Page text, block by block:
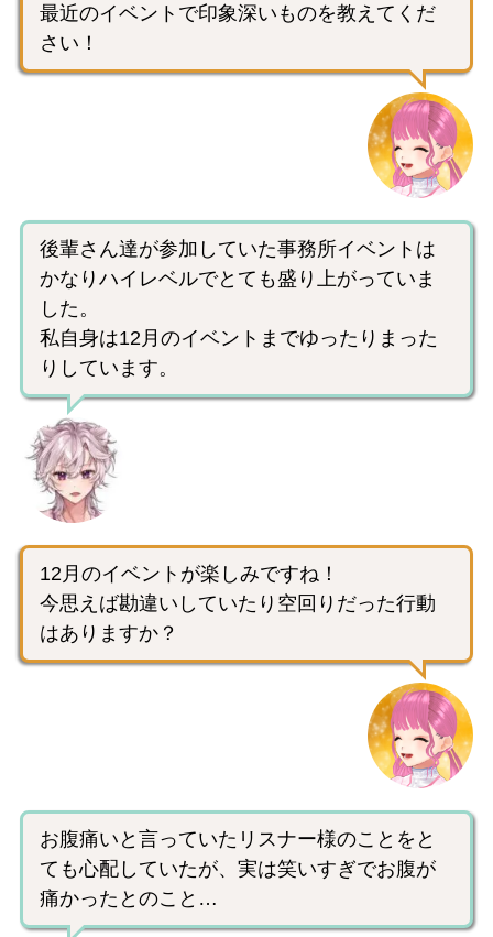
最近のイベントで印象深いものを教えてくだ
さい！
後輩さん達が参加していた事務所イベントは
かなりハイレベルでとても盛り上がっていま
した。
私自身は12月のイベントまでゆったりまった
りしています。
12月のイベントが楽しみですね！
今思えば勘違いしていたり空回りだった行動
はありますか？
お腹痛いと言っていたリスナー様のことをと
ても心配していたが、実は笑いすぎでお腹が
痛かったとのこと…